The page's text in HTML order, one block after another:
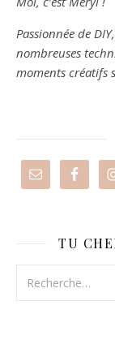
Passionnée de
nombreuses
moments créatifs
TU